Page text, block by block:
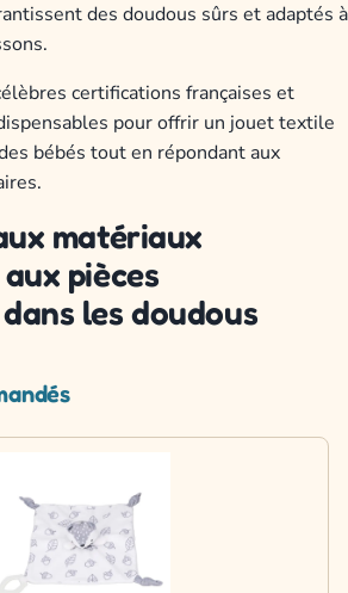
des doudous sûrs et adaptés à
certifications françaises et
pour offrir un jouet textile
bébés tout en répondant aux
matériaux
pièces
les doudous